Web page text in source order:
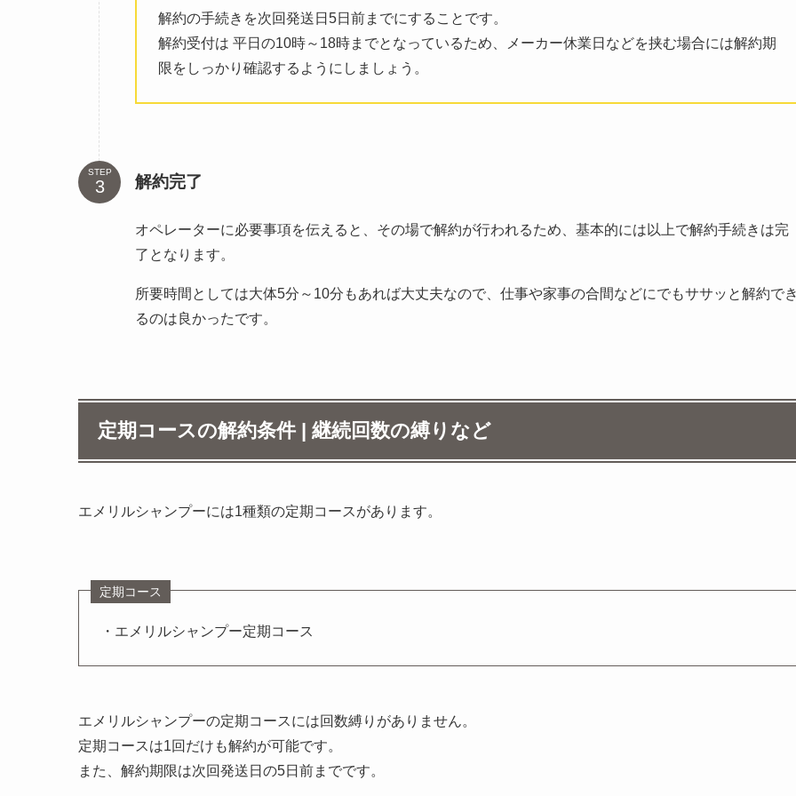
解約の手続きを次回発送日5日前までにすることです。
解約受付は 平日の10時～18時までとなっているため、メーカー休業日などを挟む場合には解約期
限をしっかり確認するようにしましょう。
STEP 解約完了
オペレーターに必要事項を伝えると、その場で解約が行われるため、基本的には以上で解約手続きは完
了となります。
所要時間としては大体5分～10分もあれば大丈夫なので、仕事や家事の合間などにでもササッと解約で
るのは良かったです。
定期コースの解約条件 | 継続回数の縛りなど
エメリルシャンプーには1種類の定期コースがあります。
定期コース
・エメリルシャンプー定期コース
エメリルシャンプーの定期コースには回数縛りがありません。
定期コースは1回だけも解約が可能です。
また、解約期限は次回発送日の5日前までです。